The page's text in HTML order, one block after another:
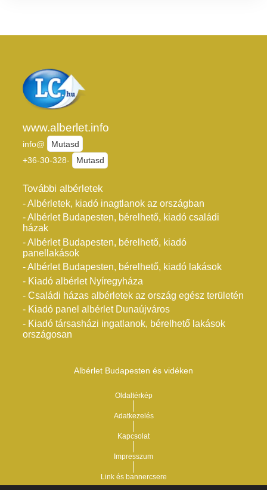
www.alberlet.info
info@
Mutasd
+36-30-328-
Mutasd
További albérletek
- Albérletek, kiadó inagtlanok az országban
- Albérlet Budapesten, bérelhető, kiadó családi
házak
- Albérlet Budapesten, bérelhető, kiadó
panellakások
- Albérlet Budapesten, bérelhető, kiadó lakások
- Kiadó albérlet Nyíregyháza
- Családi házas albérletek az ország egész területén
- Kiadó panel albérlet Dunaújváros
- Kiadó társasházi ingatlanok, bérelhető lakások
országosan
Albérlet Budapesten és vidéken
Oldaltérkép
Adatkezelés
Kapcsolat
Impresszum
Link és bannercsere